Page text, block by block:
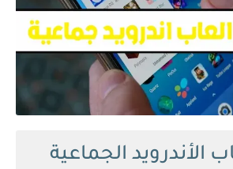
الأندرويد الجماعية